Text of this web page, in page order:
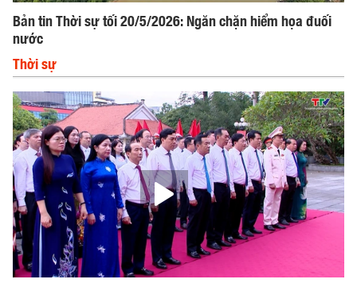
Bản tin Thời sự tối 20/5/2026: Ngăn chặn hiểm họa đuối
nước
Thời sự